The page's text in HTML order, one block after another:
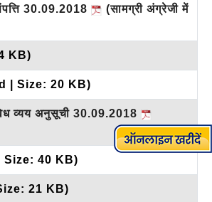
30.09.2018
(सामग्री अंग्रेजी में
KB)
| Size: 20 KB)
व्यय अनुसूची 30.09.2018
40 KB)
21 KB)